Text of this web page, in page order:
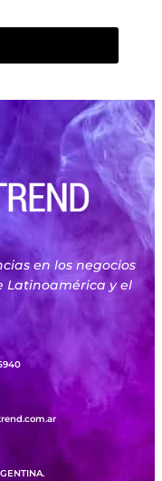
en los negocios
Latinoamérica y el